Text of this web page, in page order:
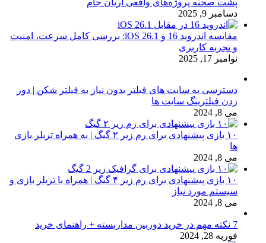
دسامبر 9, 2025
مقایسه اندروید 16 و iOS 26.1: بررسی کامل سرعت، امنیت
و تجربه کاربری
نوامبر 17, 2025
دسترسی به سایت های فیلتر بدون نیاز به فیلتر شکن | دور
زدن فیلترینگ سایت ها
می 8, 2024
۱۰ بازی پیشنهادی برای رم زیر ۲ گیگ | به همراه تریلر بازی
ها
می 8, 2024
۱۰ بازی پیشنهادی برای رم زیر ۴ گیگ | همراه با تریلر بازی و
سیستم مورد نیاز
می 8, 2024
7 نکته مهم در خرید دوربین مداربسته + راهنمای خرید
فوریه 28, 2024